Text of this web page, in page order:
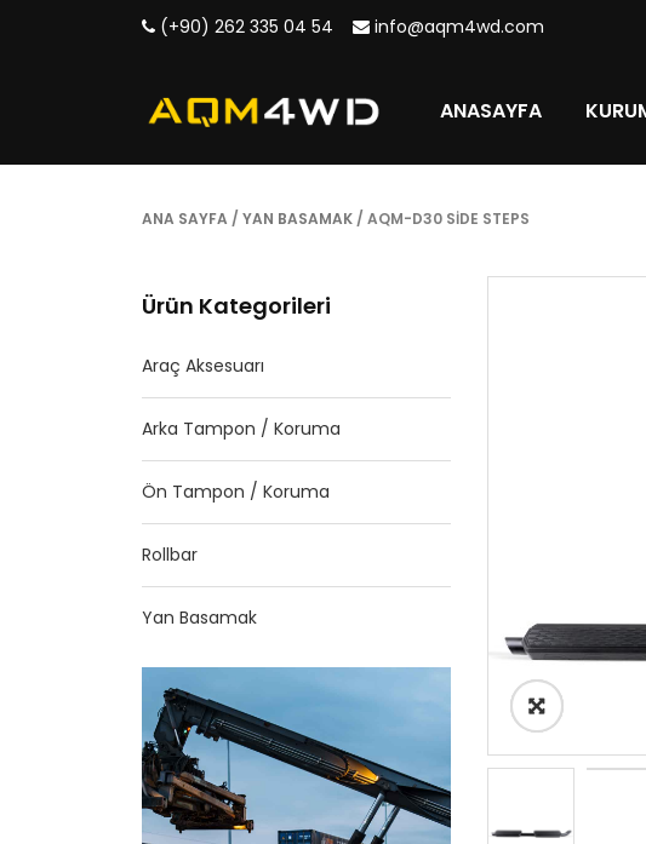
(+90) 262 335 04 54 info@aqm4wd.com
ANASAYFA
ANA SAYFA / YAN BASAMAK / AQM-D30 SIDE STEPS
Ürün Kategorileri
Araç Aksesuarı
Arka Tampon / Koruma
Ön Tampon / Koruma
Rollbar
Yan Basamak